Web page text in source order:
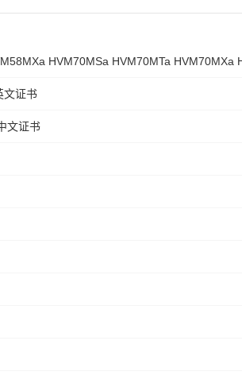
HVM70MSa HVM70MTa HVM70MXa
文证书
文证书